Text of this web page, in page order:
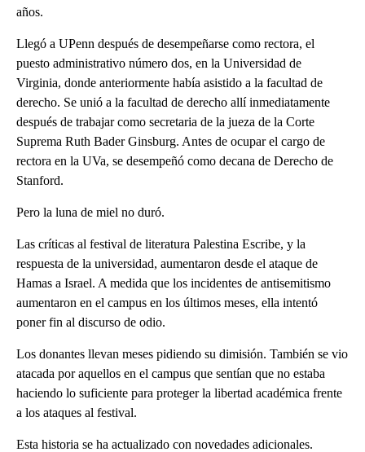
años.
Llegó a UPenn después de desempeñarse como rectora, el
puesto administrativo número dos, en la Universidad de
Virginia, donde anteriormente había asistido a la facultad de
derecho. Se unió a la facultad de derecho allí inmediatamente
después de trabajar como secretaria de la jueza de la Corte
Suprema Ruth Bader Ginsburg. Antes de ocupar el cargo de
rectora en la UVa, se desempeñó como decana de Derecho de
Stanford.
Pero la luna de miel no duró.
Las críticas al festival de literatura Palestina Escribe, y la
respuesta de la universidad, aumentaron desde el ataque de
Hamas a Israel. A medida que los incidentes de antisemitismo
aumentaron en el campus en los últimos meses, ella intentó
poner fin al discurso de odio.
Los donantes llevan meses pidiendo su dimisión. También se vio
atacada por aquellos en el campus que sentían que no estaba
haciendo lo suficiente para proteger la libertad académica frente
a los ataques al festival.
Esta historia se ha actualizado con novedades adicionales.